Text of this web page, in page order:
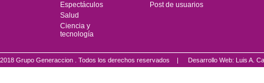
Espectáculos
Salud
Ciencia y
tecnología
Post de usuarios
2018 Grupo Generaccion . Todos los derechos reservados | Desarrollo Web: Luis